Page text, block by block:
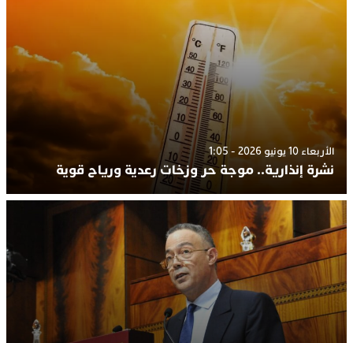
الأربعاء 10 يونيو 2026 - 1:05
نشرة إنذارية.. موجة حر وزخات رعدية ورياح قوية